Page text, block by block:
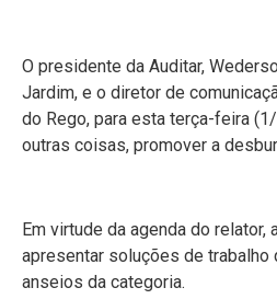
O presidente da Auditar,
Jardim, e o diretor de
do Rego, para esta terça-feira
outras coisas, promover a
Em virtude da agenda do
apresentar soluções de
anseios da categoria.